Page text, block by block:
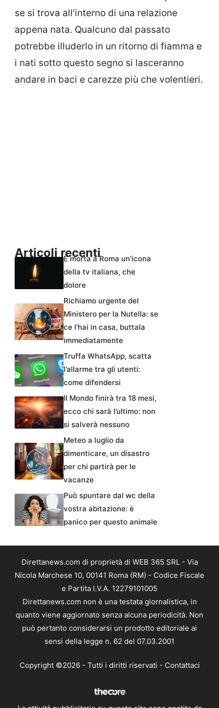
se si trova all’interno di una relazione
appena nata. Qualcuno dal passato
potrebbe illuderlo in un ritorno di fiamma e
i nati sotto questo segno si lasceranno
andare in baci e carezze più che volentieri.
Articoli recentiÈ morta a Roma un’icona
della tv italiana, che
dolore
Richiamo urgente del
Ministero per la Nutella: se
ce l’hai in casa, buttala
immediatamente
Truffa WhatsApp, scatta
l’allarme tra gli utenti:
come difendersi
Il Mondo finirà tra 18 mesi,
ecco chi sarà l’ultimo: non
si salverà nessuno
Meteo a luglio da
dimenticare, un disastro
per chi partirà per le
vacanze
Può spuntare dal wc della
vostra abitazione: è
panico per questo animale
Direttanews.com di proprietà di WEB 365 SRL - Via
Nicola Marchese 10, 00141 Roma (RM) - Codice Fiscale
e Partita I.V.A. 12279101005
Direttanews.com non è una testata giornalistica, in
quanto viene aggiornato senza alcuna periodicità. Non
può pertanto considerarsi un prodotto editoriale ai
sensi della legge n. 62 del 07.03.2001
Copyright ©2026 - Tutti i diritti riservati - Contattaci